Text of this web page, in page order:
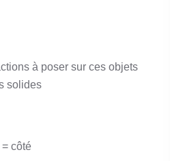
à poser sur ces objets
solides
côté